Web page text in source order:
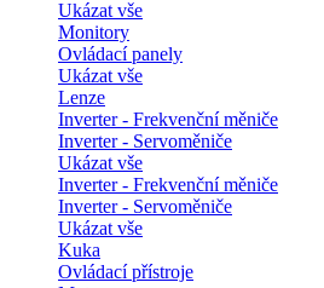
Ukázat vše
Monitory
Ovládací panely
Ukázat vše
Lenze
Inverter - Frekvenční měniče
Inverter - Servoměniče
Ukázat vše
Inverter - Frekvenční měniče
Inverter - Servoměniče
Ukázat vše
Kuka
Ovládací přístroje